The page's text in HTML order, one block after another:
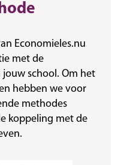
Economieles.nu
met de
school. Om het
hebben we voor
methodes
koppeling met de